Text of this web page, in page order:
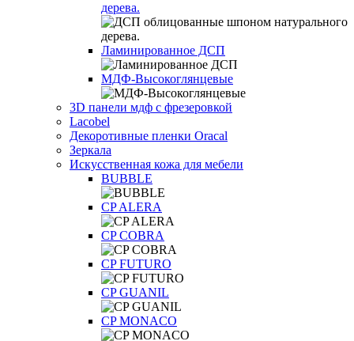
дерева.
Ламинированное ДСП
МДФ-Высокоглянцевые
3D панели мдф с фрезеровкой
Lacobel
Декоротивные пленки Oracal
Зеркала
Искусственная кожа для мебели
BUBBLE
CP ALERA
CP COBRA
CP FUTURO
CP GUANIL
CP MONACO